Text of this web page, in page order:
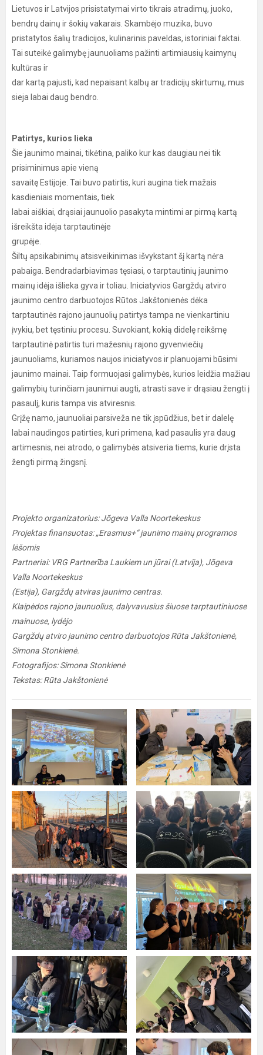
Lietuvos ir Latvijos prisistatymai virto tikrais atradimų, juoko,
bendrų dainų ir šokių vakarais. Skambėjo muzika, buvo
pristatytos šalių tradicijos, kulinarinis paveldas, istoriniai faktai.
Tai suteikė galimybę jaunuoliams pažinti artimiausių kaimynų
kultūras ir
dar kartą pajusti, kad nepaisant kalbų ar tradicijų skirtumų, mus
sieja labai daug bendro.
Patirtys, kurios lieka
Šie jaunimo mainai, tikėtina, paliko kur kas daugiau nei tik
prisiminimus apie vieną
savaitę Estijoje. Tai buvo patirtis, kuri augina tiek mažais
kasdieniais momentais, tiek
labai aiškiai, drąsiai jaunuolio pasakyta mintimi ar pirmą kartą
išreikšta idėja tarptautinėje
grupėje.
Šiltų apsikabinimų atsisveikinimas išvykstant šį kartą nėra
pabaiga. Bendradarbiavimas tęsiasi, o tarptautinių jaunimo
mainų idėja išlieka gyva ir toliau. Iniciatyvios Gargždų atviro
jaunimo centro darbuotojos Rūtos Jakštonienės dėka
tarptautinės rajono jaunuolių patirtys tampa ne vienkartiniu
įvykiu, bet tęstiniu procesu. Suvokiant, kokią didelę reikšmę
tarptautinė patirtis turi mažesnių rajono gyvenviečių
jaunuoliams, kuriamos naujos iniciatyvos ir planuojami būsimi
jaunimo mainai. Taip formuojasi galimybės, kurios leidžia mažiau
galimybių turinčiam jaunimui augti, atrasti save ir drąsiau žengti į
pasaulį, kuris tampa vis atviresnis.
Grįžę namo, jaunuoliai parsiveža ne tik įspūdžius, bet ir dalelę
labai naudingos patirties, kuri primena, kad pasaulis yra daug
artimesnis, nei atrodo, o galimybės atsiveria tiems, kurie drįsta
žengti pirmą žingsnį.
Projekto organizatorius: Jõgeva Valla Noortekeskus
Projektas finansuotas: „Erasmus+“ jaunimo mainų programos
lėšomis
Partneriai: VRG Partnerība Laukiem un jūrai (Latvija), Jõgeva
Valla Noortekeskus
(Estija), Gargždų atviras jaunimo centras.
Klaipėdos rajono jaunuolius, dalyvavusius šiuose tarptautiniuose
mainuose, lydėjo
Gargždų atviro jaunimo centro darbuotojos Rūta Jakštonienė,
Simona Stonkienė.
Fotografijos: Simona Stonkienė
Tekstas: Rūta Jakštonienė